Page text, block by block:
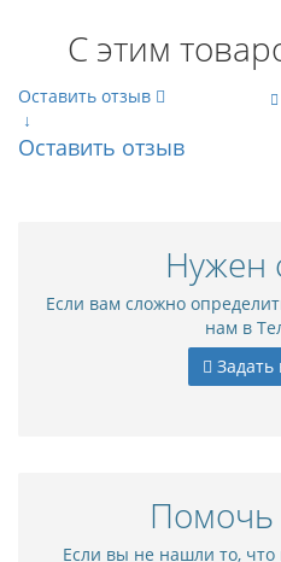
С этим
Оставить отзыв
↓
Оставить отзыв
Нужен
Если вам сложно
нам в
Задать
Помочь
Если вы не нашли то, что